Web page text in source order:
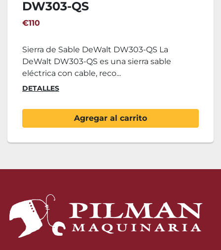
DW303-QS
€110
Sierra de Sable DeWalt DW303-QS La
DeWalt DW303-QS es una sierra sable
eléctrica con cable, reco...
DETALLES
Agregar al carrito